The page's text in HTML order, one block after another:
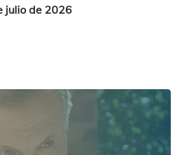
julio de 2026